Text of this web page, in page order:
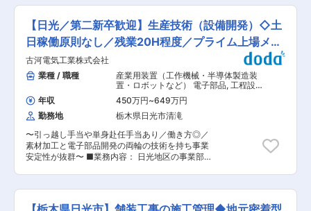
できます。世界遺産である日光東照宮をはじめと
する歴史的建造物が点在し、四季折々の美しい風
景が日常の中に溶け込んでいます。休日には中禅
寺湖や華厳滝などの観光地でリフレッシュできる
ほか、鬼怒川温泉などの名湯も近く、心身ともに
癒される環境が整っています。 また、今市エリア
を中心に生活インフラも充実しており、商業施設
や医療機関、教育機関が揃っているため、安心し
て長く働ける住環境が整っています。住宅費も首
都圏に比べて抑えられており、広い住空間を確保
しやすい点も魅力です。 ■当社について 古河電
気工業は、従業員数約5万人、売上高約1兆円規模
を誇る社会インフラ系メーカーで、創業140年超
野を中核とし、光ファイバー用リボンファイバー
では世界トップクラスのシェアを持つのが大きな
一員としてホテル事業を展開する当社にて、バイ
キング料理を中心とした調理業務をお任せしま
す。 未経験の方でも安心してスタートできるよ
う、まずは簡単な仕込みや盛り付けからスタート
し、少しずつできることを増やしていける環境で
す。 ■具体的な業務 ・野菜カットや簡単な仕込
み作業 ・バイキング料理の盛り付け・補充 ・慣
れてきたら調理（揚げ物・焼き物など） ・食材の
管理・発注サポート ・厨房内の清掃・衛生管理
など ※経験者の方はスキルに応じて調理ポジショ
ンをお任せします ■未経験でも安心のポイント ◎
先輩スタッフが丁寧にサポートし、基本から教え
ます。 ◎役割分担が明確でスタートしやすいた
め、一度に全部覚える必要はありません。 ◎マニ
ュアル・仕組みが整った環境のため、初めての方
でも迷わず業務に取り組めます。 ■働きやすさの
が立てやすく、プライベートとの両立もしやすい
【日光／第二新卒歓迎】生産技術（設備開発）◇土
日稼働原則なし／残業20H程度／プライム上場メー
カー
古河電気工業株式会社
業種 / 職種
産業用装置（工作機械・半導体製造装
置・ロボットなど） 電子部品, 工程設
計・工法開発・工程改善・IE（機械・
金属加工） 設備立ち上げ・設計（機械
設計）
年収 450万円~649万円
勤務地
栃木県日光市清滝
〜引っ越し手当や単身赴任手当あり／働き方◎／
素材加工と電子部品開発の両輪の技術を持ち事業
安定性が抜群〜 ■業務内容： 日光地区の事業部
ただきます。設備の仕様策定から設計、試作、立
ち上げまで一貫して関わることができ、ものづく